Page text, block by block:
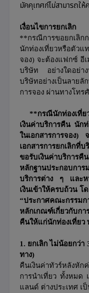
มัคคุเทศก์ไม่สามารถให้
เงื่อนไขการยกเลิก
**กรณีการขอยกเลิก
นักท่องเที่ยวหรือตัว
จอง) จะต้องแฟกซ์ อีเ
บริษัท อย่างใดอย่าง
บริษัทอย่างเป็นลายลั
การจอง ผ่านทางโท
**กรณีนักท่องเที่ย
เงินค่าบริการคืน นัก
ในเอกสารการจอง
เอกสารการยกเลิกที่
ขอรับเงินค่าบริการ
หลักฐานประกอบการ
บริการต่าง ๆ และห
เงินเข้าให้ครบถ้วน โ
“ประกาศคณะกรรมก
หลักเกณฑ์เกี่ยวกับกา
คืนให้แก่นักท่องเที่ยว
1. ยกเลิก ไม่น้อยกว่า
ทาง)
คืนเงินค่าทัวร์หลังหัก
การนำเที่ยว ทั้งหมด
แลนด์ ต่างประเทศ เ